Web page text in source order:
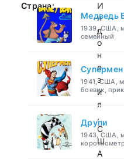
Страна:
И
н
д
о
н
е
з
и
я
,
С
Ш
А
Медведь
1939, США,
семейный
Супермен
1941, США,
боевик,
Друпи
1943, США,